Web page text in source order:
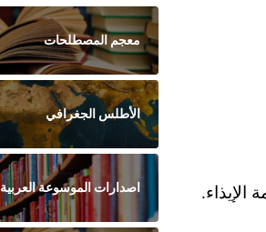
معجم المصطلحات
الأطلس الجغرافي
اصدارات الموسوعة العربية